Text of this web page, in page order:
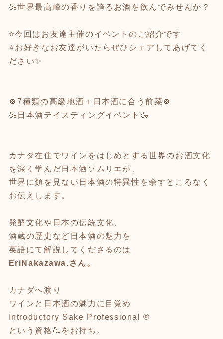
🍶世界最高峰の香りを誇るお酒を飲んでみせんか？
⭐️今回はお友達主催のイベントのご紹介です
⭐️お好きなお友達がいたらぜひシェアしてあげてく
ださい✨
🍀7種類の高級地酒＋日本酒に合う前菜🍀
🍶日本酒テイスティングイベント🍶
カナダ在住でワインをはじめとする世界のお酒文化
を深く学んだ日本酒ソムリエが、
世界に類を見ない日本酒の特異性を余すところなく
お伝えします。
発酵文化や日本の伝統文化、
酒蔵の歴史など日本酒の魅力を
英語にて解説してくださるのは
EriNakazawa.さん。
カナダへ渡り
ワインと日本酒の魅力に目覚め
Introductory Sake Professional ®
という資格🍶をお持ち。